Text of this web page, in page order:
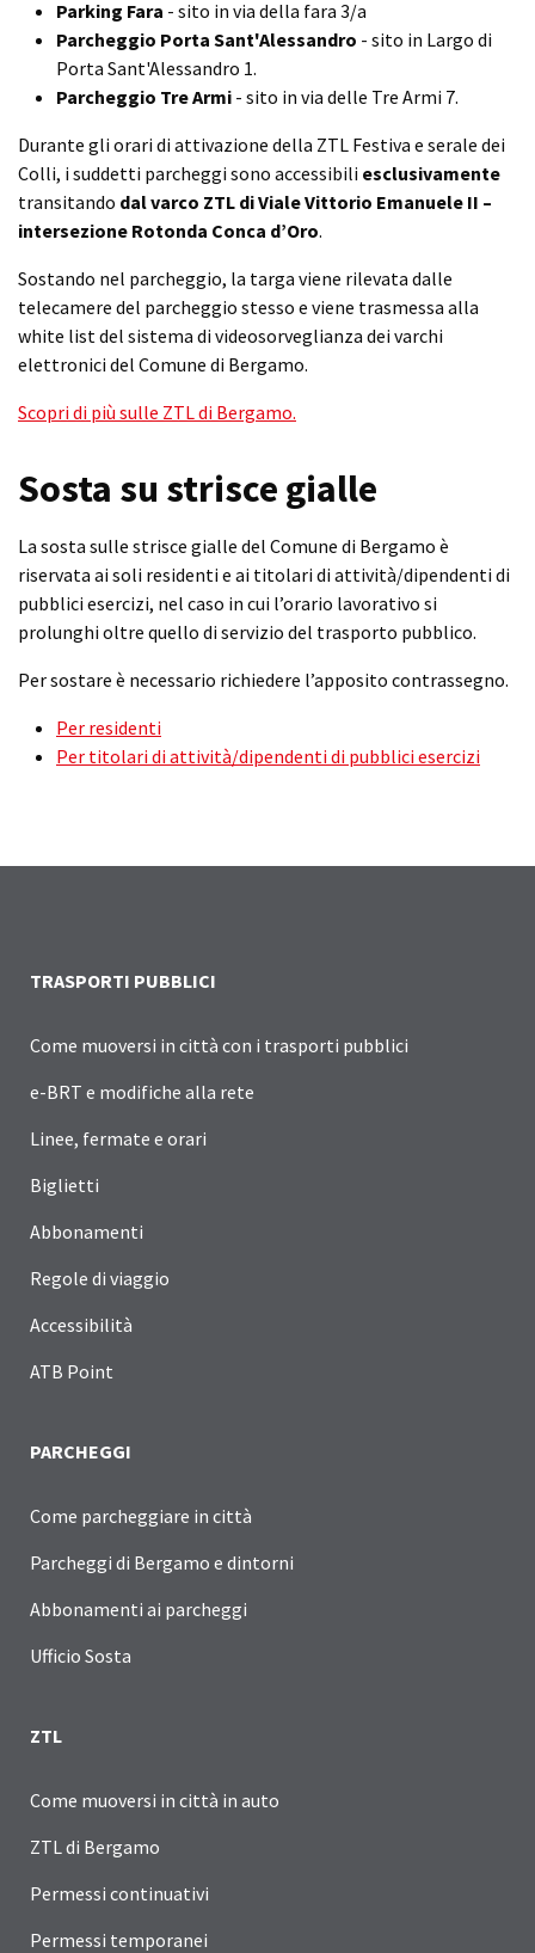
Parking Fara - sito in via della fara 3/a
Parcheggio Porta Sant'Alessandro - sito in Largo di
Porta Sant'Alessandro 1.
Parcheggio Tre Armi - sito in via delle Tre Armi 7.
Durante gli orari di attivazione della ZTL Festiva e serale dei
Colli, i suddetti parcheggi sono accessibili esclusivamente
transitando dal varco ZTL di Viale Vittorio Emanuele II –
intersezione Rotonda Conca d’Oro.
Sostando nel parcheggio, la targa viene rilevata dalle
telecamere del parcheggio stesso e viene trasmessa alla
white list del sistema di videosorveglianza dei varchi
elettronici del Comune di Bergamo.
Scopri di più sulle ZTL di Bergamo.
Sosta su strisce gialle
La sosta sulle strisce gialle del Comune di Bergamo è
riservata ai soli residenti e ai titolari di attività/dipendenti di
pubblici esercizi, nel caso in cui l’orario lavorativo si
prolunghi oltre quello di servizio del trasporto pubblico.
Per sostare è necessario richiedere l’apposito contrassegno.
Per residenti
Per titolari di attività/dipendenti di pubblici esercizi
TRASPORTI PUBBLICI
Come muoversi in città con i trasporti pubblici
e-BRT e modifiche alla rete
Linee, fermate e orari
Biglietti
Abbonamenti
Regole di viaggio
Accessibilità
ATB Point
PARCHEGGI
Come parcheggiare in città
Parcheggi di Bergamo e dintorni
Abbonamenti ai parcheggi
Ufficio Sosta
ZTL
Come muoversi in città in auto
ZTL di Bergamo
Permessi continuativi
Permessi temporanei